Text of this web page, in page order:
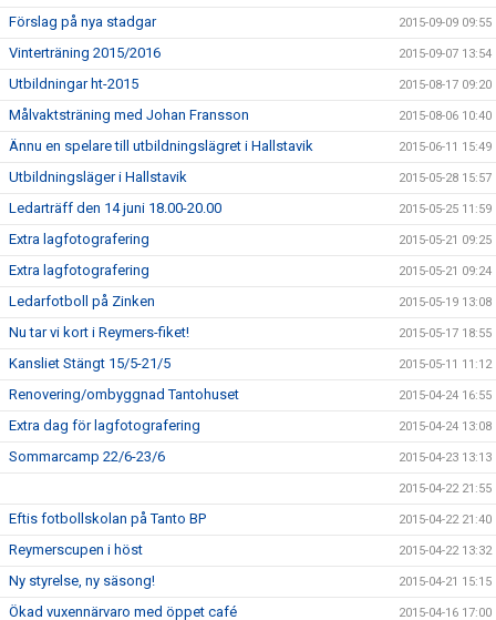
Förslag på nya stadgar 2015-09-09 09:55
Vinterträning 2015/2016 2015-09-07 13:54
Utbildningar ht-2015 2015-08-17 09:20
Målvaktsträning med Johan Fransson 2015-08-06 10:40
Ännu en spelare till utbildningslägret i Hallstavik 2015-06-11 15:49
Utbildningsläger i Hallstavik 2015-05-28 15:57
Ledarträff den 14 juni 18.00-20.00 2015-05-25 11:59
Extra lagfotografering 2015-05-21 09:25
Extra lagfotografering 2015-05-21 09:24
Ledarfotboll på Zinken 2015-05-19 13:08
Nu tar vi kort i Reymers-fiket! 2015-05-17 18:55
Kansliet Stängt 15/5-21/5 2015-05-11 11:12
Renovering/ombyggnad Tantohuset 2015-04-24 16:55
Extra dag för lagfotografering 2015-04-24 13:08
Sommarcamp 22/6-23/6 2015-04-23 13:13
2015-04-22 21:55
Eftis fotbollskolan på Tanto BP 2015-04-22 21:40
Reymerscupen i höst 2015-04-22 13:32
Ny styrelse, ny säsong! 2015-04-21 15:15
Ökad vuxennärvaro med öppet café 2015-04-16 17:00